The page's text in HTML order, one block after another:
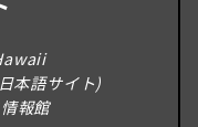
本語サイト)
報館